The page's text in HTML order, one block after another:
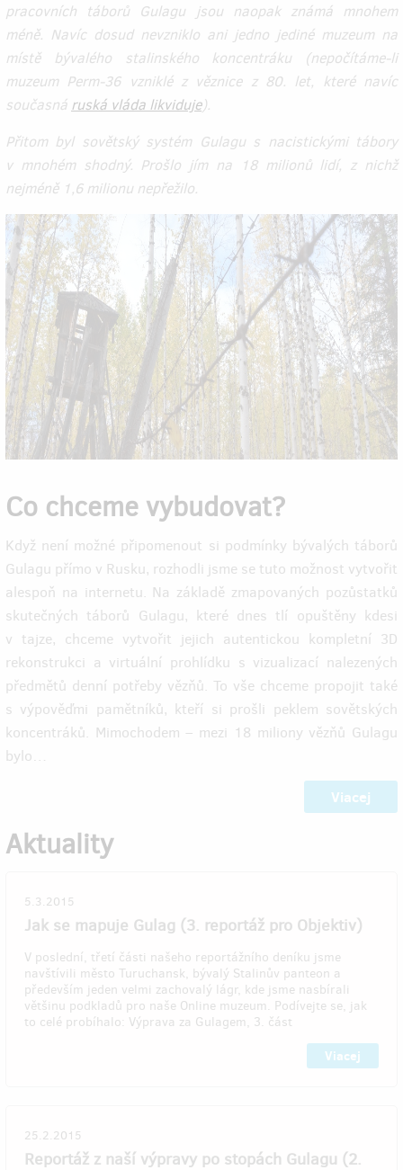
pracovních táborů Gulagu jsou naopak známá mnohem
méně. Navíc dosud nevzniklo ani jedno jediné muzeum na
místě bývalého stalinského koncentráku (nepočítáme-li
muzeum Perm-36 vzniklé z věznice z 80. let, které navíc
současná ruská vláda likviduje).
Přitom byl sovětský systém Gulagu s nacistickými tábory
v mnohém shodný. Prošlo jím na 18 milionů lidí, z nichž
nejméně 1,6 milionu nepřežilo.
Co chceme vybudovat?
Když není možné připomenout si podmínky bývalých táborů
Gulagu přímo v Rusku, rozhodli jsme se tuto možnost vytvořit
alespoň na internetu. Na základě zmapovaných pozůstatků
skutečných táborů Gulagu, které dnes tlí opuštěny kdesi
v tajze, chceme vytvořit jejich autentickou kompletní 3D
rekonstrukci a virtuální prohlídku s vizualizací nalezených
předmětů denní potřeby vězňů. To vše chceme propojit také
s výpověďmi pamětníků, kteří si prošli peklem sovětských
koncentráků. Mimochodem – mezi 18 miliony vězňů Gulagu
bylo…
Viacej
Aktuality
5.3.2015
Jak se mapuje Gulag (3. reportáž pro Objektiv)
V poslední, třetí části našeho reportážního deníku jsme
navštívili město Turuchansk, bývalý Stalinův panteon a
především jeden velmi zachovalý lágr, kde jsme nasbírali
většinu podkladů pro naše Online muzeum. Podívejte se, jak
to celé probíhalo: Výprava za Gulagem, 3. část
Viacej
25.2.2015
Reportáž z naší výpravy po stopách Gulagu (2.